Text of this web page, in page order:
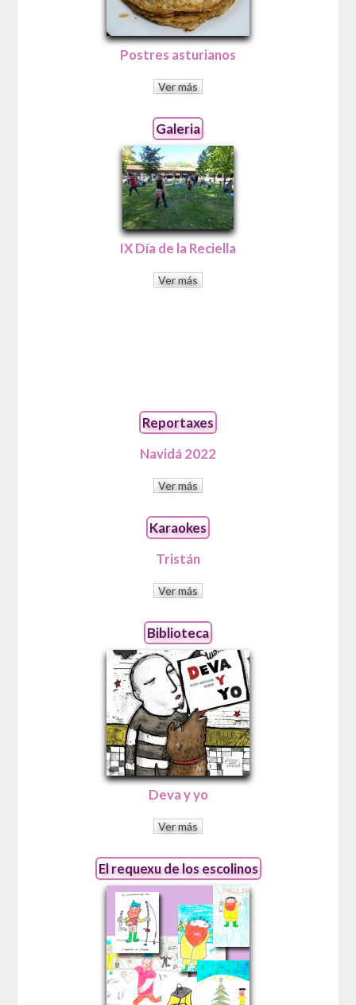
Postres asturianos
Ver más
Galeria
IX Día de la Reciella
Ver más
Reportaxes
Navidá 2022
Ver más
Karaokes
Tristán
Ver más
Biblioteca
Deva y yo
Ver más
El requexu de los escolinos